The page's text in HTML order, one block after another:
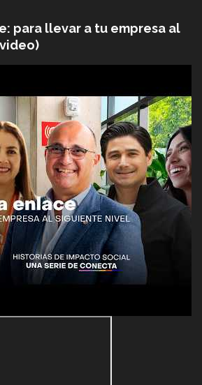
para llevar a tu empresa al